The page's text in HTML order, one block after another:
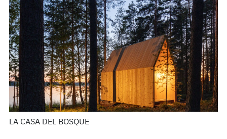
LA CASA DEL BOSQUE